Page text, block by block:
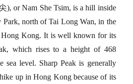
), or Nam She Tsim, is a hill inside
Park, north of Tai Long Wan, in the
Hong Kong. It is well known for its
which rises to a height of 468
sea level. Sharp Peak is generally
up in Hong Kong because of its